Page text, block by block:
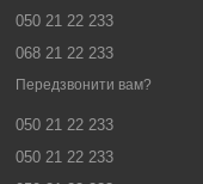
050 21 22 233
068 21 22 233
Передзвонити вам?
050 21 22 233
050 21 22 233